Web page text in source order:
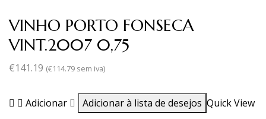
VINHO PORTO FONSECA
VINT.2007 0,75
€141.19 (€114.79 sem iva)
Adicionar Adicionar à lista de desejos Quick View